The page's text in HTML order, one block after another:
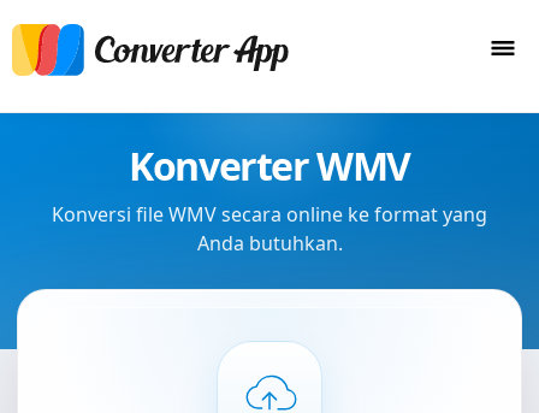
Konverter WMV
Konversi file WMV secara online ke format yang
Anda butuhkan.